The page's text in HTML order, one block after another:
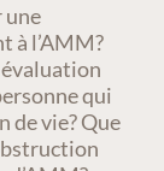
une
à l’AMM?
qui
de vie? Que